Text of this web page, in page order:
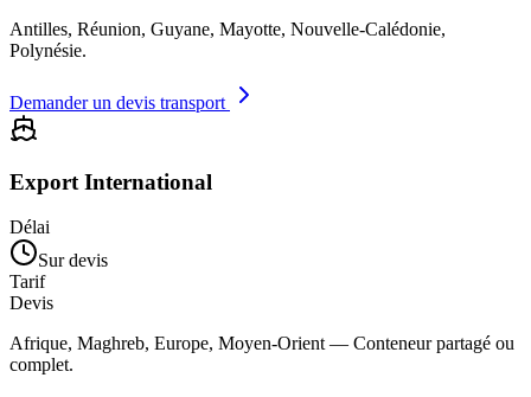
Antilles, Réunion, Guyane, Mayotte, Nouvelle-Calédonie,
Polynésie.
Demander un devis transport
Export International
Délai
Sur devis
Tarif
Devis
Afrique, Maghreb, Europe, Moyen-Orient — Conteneur partagé ou
complet.